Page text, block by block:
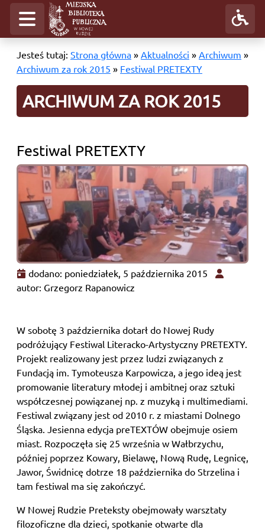
Jesteś tutaj: Strona główna » Aktualności » Archiwum »
Archiwum za rok 2015 » Festiwal PRETEXTY
ARCHIWUM ZA ROK 2015
Festiwal PRETEXTY
dodano: poniedziałek, 5 października 2015
autor: Grzegorz Rapanowicz
W sobotę 3 października dotarł do Nowej Rudy
podróżujący Festiwal Literacko-Artystyczny PRETEXTY.
Projekt realizowany jest przez ludzi związanych z
Fundacją im. Tymoteusza Karpowicza, a jego ideą jest
promowanie literatury młodej i ambitnej oraz sztuki
współczesnej powiązanej np. z muzyką i multimediami.
Festiwal związany jest od 2010 r. z miastami Dolnego
Śląska. Jesienna edycja preTEXTÓW obejmuje osiem
miast. Rozpoczęła się 25 września w Wałbrzychu,
później poprzez Kowary, Bielawę, Nową Rudę, Legnicę,
Jawor, Świdnicę dotrze 18 października do Strzelina i
tam festiwal ma się zakończyć.
W Nowej Rudzie Preteksty obejmowały warsztaty
filozoficzne dla dzieci, spotkanie otwarte dla